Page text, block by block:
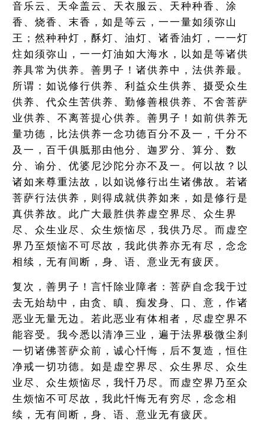
音乐云、天伞盖云、天衣服云、天种种香、涂
香、烧香、末香，如是等云，一一量如须弥山
王；然种种灯，酥灯、油灯、诸香油灯，一一灯
炷如须弥山，一一灯油如大海水，以如是等诸供
养具常为供养。善男子！诸供养中，法供养最。
所谓：如说修行供养、利益众生供养、摄受众生
供养、代众生苦供养、勤修善根供养、不舍菩萨
业供养、不离菩提心供养。善男子！如前供养无
量功德，比法供养一念功德百分不及一，千分不
及一，百千俱胝那由他分、迦罗分、算分、数
分、谕分、优婆尼沙陀分亦不及一。何以故？以
诸如来尊重法故，以如说修行出生诸佛故。若诸
菩萨行法供养，则得成就供养如来，如是修行是
真供养故。此广大最胜供养虚空界尽、众生界
尽、众生业尽、众生烦恼尽，我供乃尽。而虚空
界乃至烦恼不可尽故，我此供养亦无有尽，念念
相续，无有间断，身、语、意业无有疲厌。
复次，善男子！言忏除业障者：菩萨自念我于过
去无始劫中，由贪、瞋、痴发身、口、意，作诸
恶业无量无边。若此恶业有体相者，尽虚空界不
能容受。我今悉以清净三业，遍于法界极微尘刹
一切诸佛菩萨众前，诚心忏悔，后不复造，恒住
净戒一切功德。如是虚空界尽、众生界尽、众生
业尽、众生烦恼尽，我忏乃尽。而虚空界乃至众
生烦恼不可尽故，我此忏悔无有穷尽，念念相
续，无有间断，身、语、意业无有疲厌。